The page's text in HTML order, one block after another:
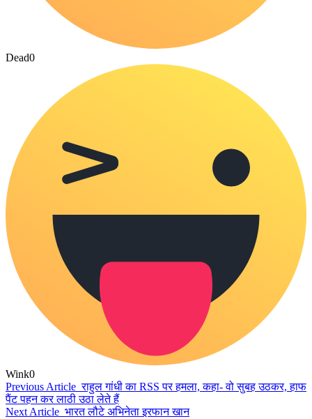
Dead0
Wink0
Previous Article राहुल गांधी का RSS पर हमला, कहा- वो सुबह उठकर, हाफ
पैंट पहन कर लाठी उठा लेते हैं
Next Article भारत लौटे अभिनेता इरफान खान